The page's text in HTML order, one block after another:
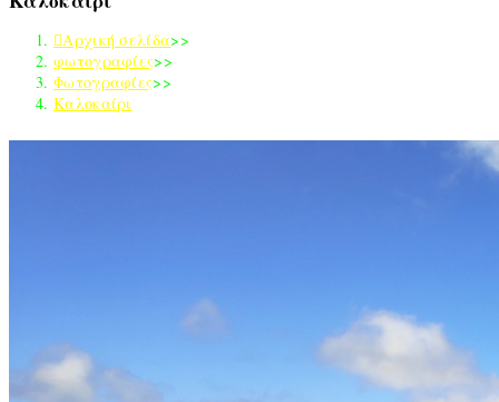
τον
Αρχική σελίδα>>
φωτογραφίες>>
Φωτογραφίες>>
Καλοκαίρι